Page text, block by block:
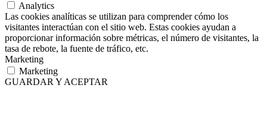
Analytics
Las cookies analíticas se utilizan para comprender cómo los
visitantes interactúan con el sitio web. Estas cookies ayudan a
proporcionar información sobre métricas, el número de visitantes, la
tasa de rebote, la fuente de tráfico, etc.
Marketing
Marketing
GUARDAR Y ACEPTAR